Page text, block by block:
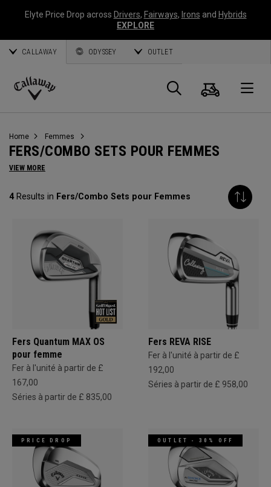
Elyte Price Drop across Drivers, Fairways, Irons and Hybrids
EXPLORE
CALLAWAY ODYSSEY OUTLET
Callaway
Panier
Home Femmes
FERS/COMBO SETS POUR FEMMES
VIEW MORE
4Results in Fers/Combo Sets pour Femmes
Fers Quantum MAX OS
pour femme
Fer à l'unité à partir de £
167,00
Séries à partir de £ 835,00
Fers REVA RISE
Fer à l'unité à partir de £
192,00
Séries à partir de £ 958,00
PRICE DROP OUTLET - 30% OFF